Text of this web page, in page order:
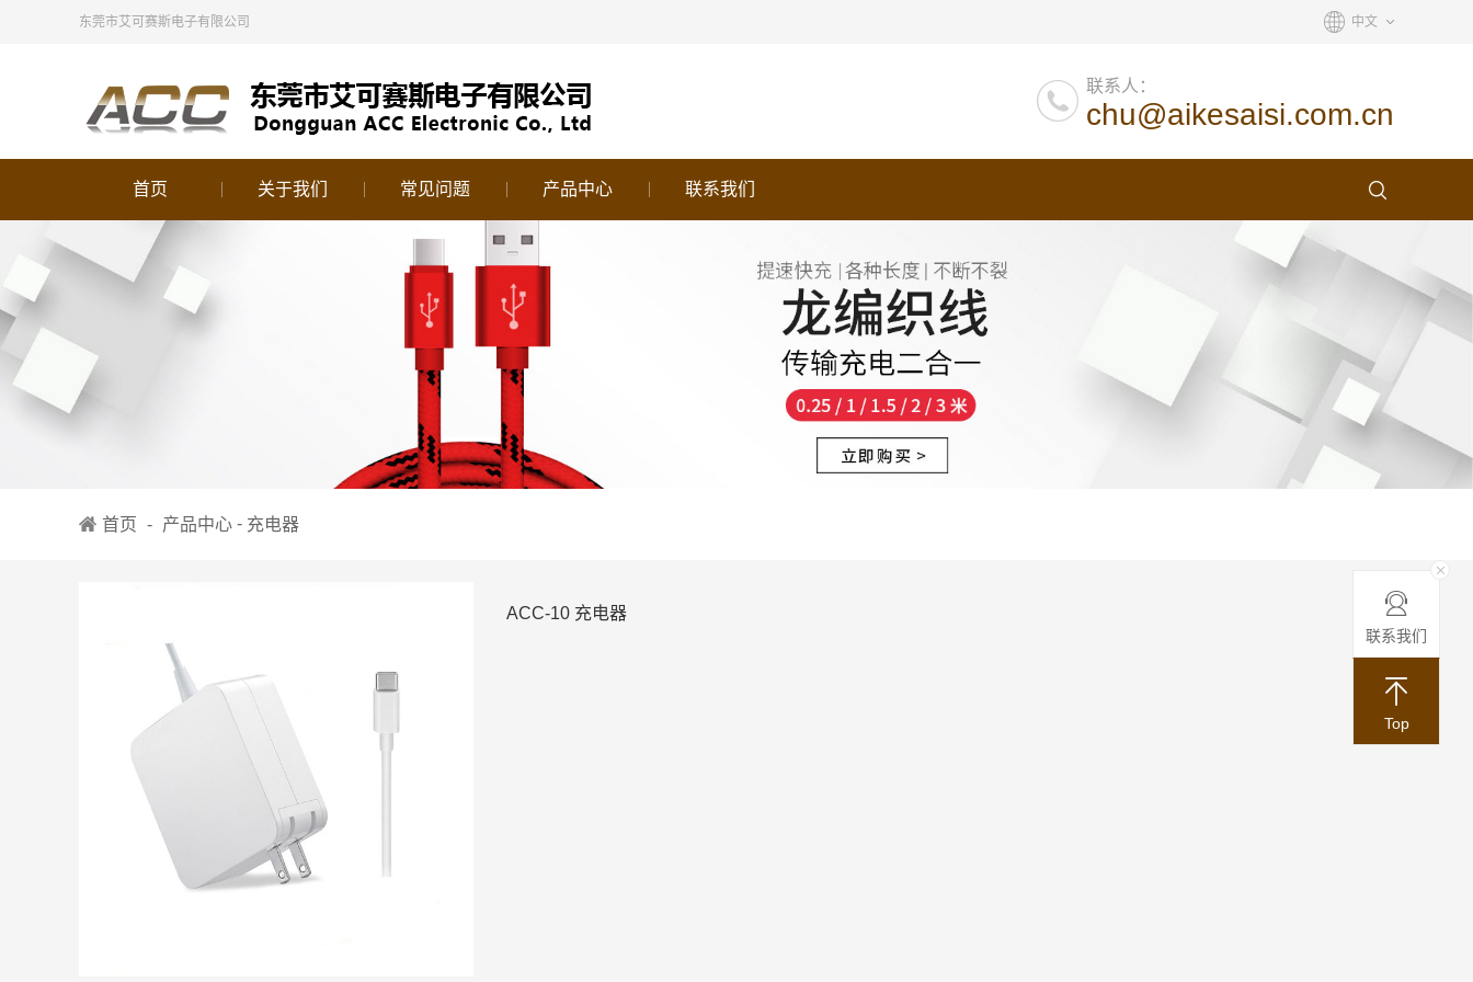
东莞市艾可赛斯电子有限公司 中文
联系人：
chu@aikesaisi.com.cn
首页 关于我们 常见问题 产品中心 联系我们
首页 - 产品中心 - 充电器
ACC-10 充电器
联系我们
Top